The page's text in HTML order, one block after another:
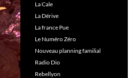
La Cale
La Dérive
La france Pue
Le Numéro Zéro
Nouveau planning familial
Radio Dio
Rebellyon